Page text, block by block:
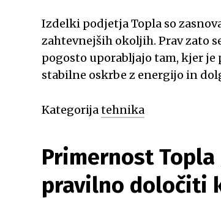
Izdelki podjetja Topla so
zahtevnejših okoljih. Prav zato
pogosto uporabljajo tam, kjer je
stabilne oskrbe z energijo in
Kategorijatehnika
Primernost
pravilno določiti